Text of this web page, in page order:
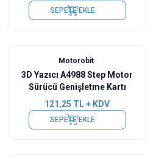
SEPETE EKLE
Motorobit
3D Yazıcı A4988 Step Motor
Sürücü Genişletme Kartı
121,25 TL + KDV
SEPETE EKLE